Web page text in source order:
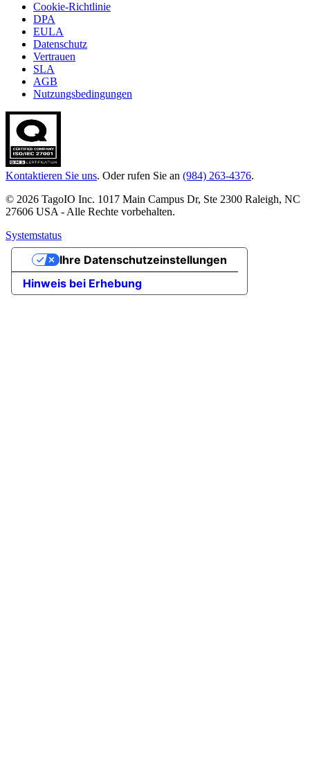
Cookie-Richtlinie
DPA
EULA
Datenschutz
Vertrauen
SLA
AGB
Nutzungsbedingungen
Kontaktieren Sie uns. Oder rufen Sie an (984) 263-4376.
© 2026 TagoIO Inc. 1017 Main Campus Dr, Ste 2300 Raleigh, NC
27606 USA - Alle Rechte vorbehalten.
Systemstatus
Hinweis bei Erhebung
Ihre Datenschutzeinstellungen